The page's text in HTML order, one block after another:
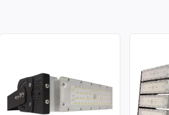
Hiệu suất chiếu sáng: 130lm/W
Nhiệt độ màu: 3.000K / 4.000K /
6.000K
Chỉ số hoàn màu: CRI≥70
Công
Hiệu
Nhiệt độ
6.000K
Chỉ số